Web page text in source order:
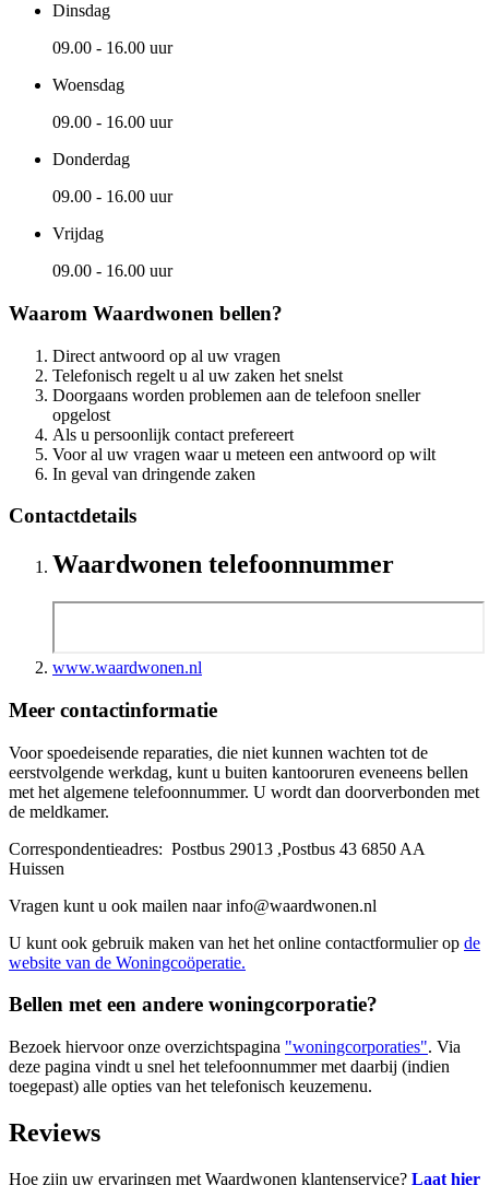
Dinsdag
09.00 - 16.00 uur
Woensdag
09.00 - 16.00 uur
Donderdag
09.00 - 16.00 uur
Vrijdag
09.00 - 16.00 uur
Waarom Waardwonen bellen?
Direct antwoord op al uw vragen
Telefonisch regelt u al uw zaken het snelst
Doorgaans worden problemen aan de telefoon sneller
opgelost
Als u persoonlijk contact prefereert
Voor al uw vragen waar u meteen een antwoord op wilt
In geval van dringende zaken
Contactdetails
Waardwonen telefoonnummer
www.waardwonen.nl
Meer contactinformatie
Voor spoedeisende reparaties, die niet kunnen wachten tot de
eerstvolgende werkdag, kunt u buiten kantooruren eveneens bellen
met het algemene telefoonnummer. U wordt dan doorverbonden met
de meldkamer.
Correspondentieadres: Postbus 29013 ,Postbus 43 6850 AA
Huissen
Vragen kunt u ook mailen naar info@waardwonen.nl
U kunt ook gebruik maken van het het online contactformulier op de
website van de Woningcoöperatie.
Bellen met een andere woningcorporatie?
Bezoek hiervoor onze overzichtspagina "woningcorporaties". Via
deze pagina vindt u snel het telefoonnummer met daarbij (indien
toegepast) alle opties van het telefonisch keuzemenu.
Reviews
Hoe zijn uw ervaringen met Waardwonen klantenservice? Laat hier